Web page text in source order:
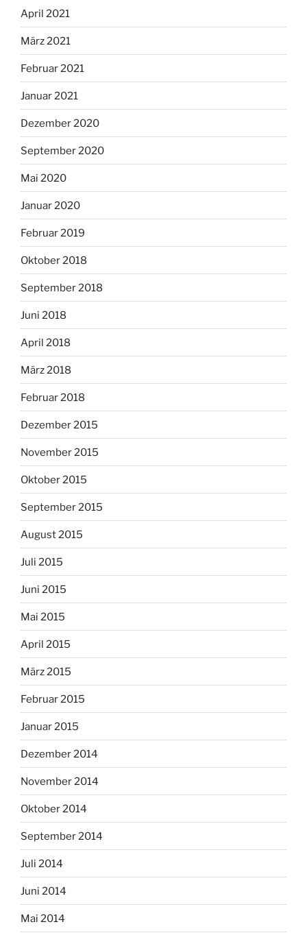
April 2021
März 2021
Februar 2021
Januar 2021
Dezember 2020
September 2020
Mai 2020
Januar 2020
Februar 2019
Oktober 2018
September 2018
Juni 2018
April 2018
März 2018
Februar 2018
Dezember 2015
November 2015
Oktober 2015
September 2015
August 2015
Juli 2015
Juni 2015
Mai 2015
April 2015
März 2015
Februar 2015
Januar 2015
Dezember 2014
November 2014
Oktober 2014
September 2014
Juli 2014
Juni 2014
Mai 2014